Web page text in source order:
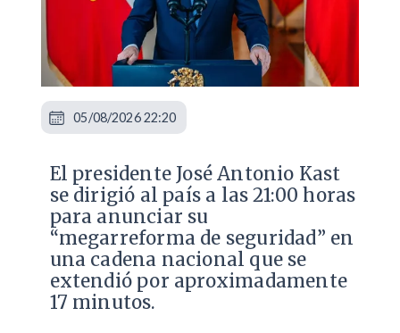
El presidente José Antonio Kast
se dirigió al país a las 21:00 horas
para anunciar su
“megarreforma de seguridad” en
una cadena nacional que se
extendió por aproximadamente
17 minutos.
05/08/2026 22:20